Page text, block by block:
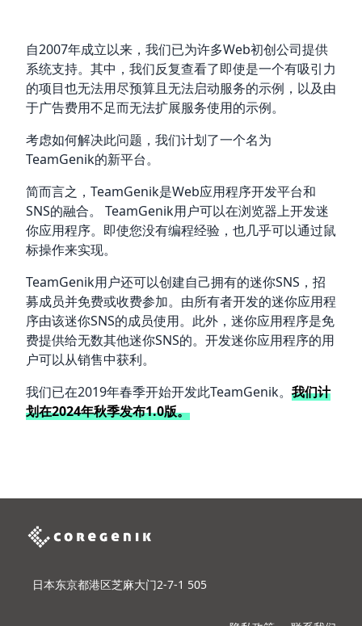
自2007年成立以来，我们已为许多Web初创公司提供
系统支持。其中，我们反复查看了即使是一个有吸引力
的项目也无法用尽预算且无法启动服务的示例，以及由
于广告费用不足而无法扩展服务使用的示例。
考虑如何解决此问题，我们计划了一个名为
TeamGenik的新平台。
简而言之，TeamGenik是Web应用程序开发平台和
SNS的融合。 TeamGenik用户可以在浏览器上开发迷
你应用程序。即使您没有编程经验，也几乎可以通过鼠
标操作来实现。
TeamGenik用户还可以创建自己拥有的迷你SNS，招
募成员并免费或收费参加。由所有者开发的迷你应用程
序由该迷你SNS的成员使用。此外，迷你应用程序是免
费提供给无数其他迷你SNS的。开发迷你应用程序的用
户可以从销售中获利。
我们已在2019年春季开始开发此TeamGenik。 我们计
划在2024年秋季发布1.0版。
日本东京都港区芝麻大门2-7-1 505